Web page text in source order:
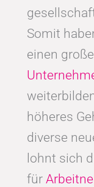
Somit
einen
höheres
diverse
lohnt sich
für